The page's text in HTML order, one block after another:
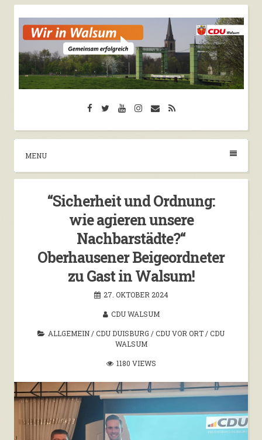
content
CDU Walsum
Herzlich Willkommen auf der Seite der CDU
Walsum
Facebook
TwitterYouTubeInstagram
EmailRSS
MENU
“Sicherheit und Ordnung:
wie agieren unsere
Nachbarstädte?“
Oberhausener Beigeordneter
zu Gast in Walsum!
27. OKTOBER 2024
CDU WALSUM
ALLGEMEIN/CDU DUISBURG /CDU VOR ORT/CDU
WALSUM
1180 VIEWS